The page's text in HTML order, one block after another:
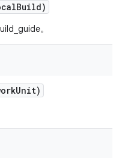
Build)
。
Unit)